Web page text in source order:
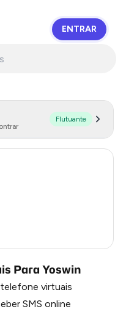
ENTRAR
Flutuante
Para Yoswin
virtuais
SMS online